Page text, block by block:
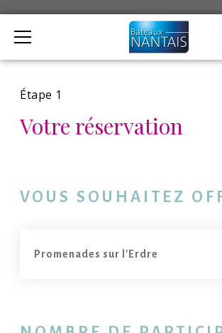
Votre réservation
Étape 1
VOUS SOUHAITEZ